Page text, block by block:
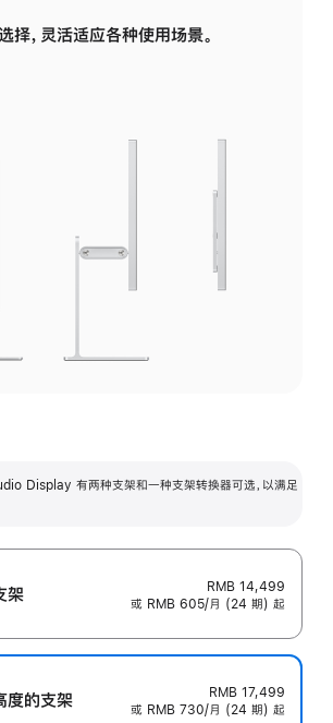
择，灵活适应各种使用场景。
Display 有两种支架和一种支架转换器可选，以满足
架
RMB 14,499
或 RMB 605/月 (24 期) 起
度的支‍架
RMB 17,499
或 RMB 730/月 (24 期) 起